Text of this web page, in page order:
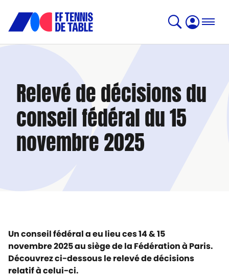
Relevé de décisions du
conseil fédéral du 15
novembre 2025
Un conseil fédéral a eu lieu ces 14 & 15
novembre 2025 au siège de la Fédération à Paris.
Découvrez ci-dessous le relevé de décisions
relatif à celui-ci.